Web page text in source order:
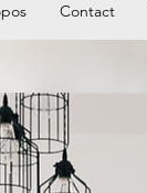
Contact